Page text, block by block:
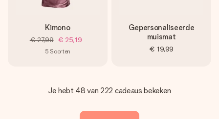
Kimono
€ 27,99 € 25,19
5 Soorten
Gepersonaliseerde
muismat
€ 19,99
Je hebt 48 van 222 cadeaus bekeken